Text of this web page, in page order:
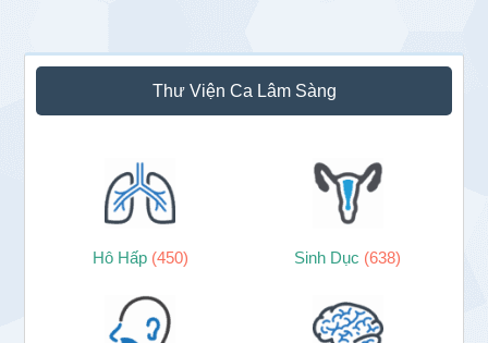
Sidebar
chính
Thư Viện Ca Lâm Sàng
Hô Hấp (450) Sinh Dục (638)